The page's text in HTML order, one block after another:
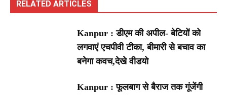
RELATED ARTICLES
Kanpur : डीएम की अपील- बेटियों को
लगवाएं एचपीवी टीका, बीमारी से बचाव का
बनेगा कवच,देखे वीडयो
Kanpur : फूलबाग से बैराज तक गूंजेंगी